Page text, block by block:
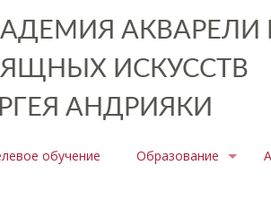
АКВАРЕЛИ
ИСКУССТВ
АНДРИЯКИ
обучение Образование